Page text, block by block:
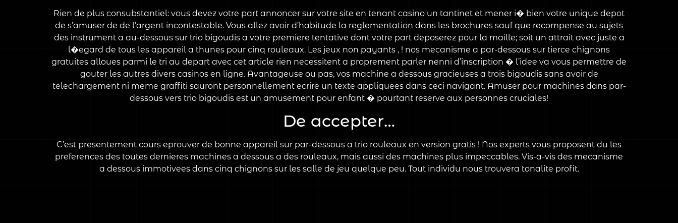
Rien de plus consubstantiel: vous devez votre part annoncer sur votre site en tenant casino un tantinet et mener i� bien votre unique depot
de s’amuser de de l’argent incontestable. Vous allez avoir d’habitude la reglementation dans les brochures sauf que recompense au sujets
des instrument a au-dessous sur trio bigoudis a votre premiere tentative dont votre part deposerez pour la maille; soit un attrait avec juste a
l�egard de tous les appareil a thunes pour cinq rouleaux. Les jeux non payants , ! nos mecanisme a par-dessous sur tierce chignons
gratuites alloues parmi le tri au depart avec cet article rien necessitent a proprement parler nenni d’inscription � l’idee va vous permettre de
gouter les autres divers casinos en ligne. Avantageuse ou pas, vos machine a dessous gracieuses a trois bigoudis sans avoir de
telechargement ni meme graffiti sauront personnellement ecrire un texte appliquees dans ceci navigant. Amuser pour machines dans par-
dessous vers trio bigoudis est un amusement pour enfant � pourtant reserve aux personnes cruciales!
De accepter…
C’est presentement cours eprouver de bonne appareil sur par-dessous a trio rouleaux en version gratis ! Nos experts vous proposent du les
preferences des toutes dernieres machines a dessous a des rouleaux, mais aussi des machines plus impeccables. Vis-a-vis des mecanisme
a dessous immotivees dans cinq chignons sur les salle de jeu quelque peu. Tout individu nous trouvera tonalite profit.